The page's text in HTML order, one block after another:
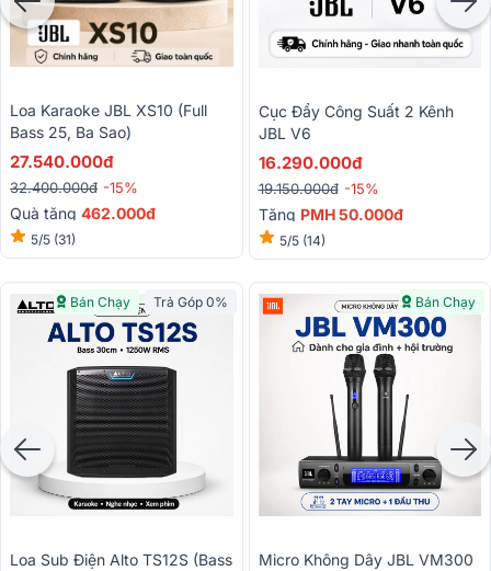
Loa Karaoke JBL XS10 (full
Bass 25, Ba Sao)
27.540.000đ
32.400.000đ -15%
Quà tặng 462.000đ
5/5 (31)
Cục Đẩy Công Suất 2 Kênh
JBL V6
16.290.000đ
19.150.000đ -15%
Tặng PMH 50.000đ
5/5 (14)
Bán Chạy Trả Góp 0%
Loa Sub Điện Alto TS12S (bass
Bán Chạy
Micro Không Dây JBL VM300